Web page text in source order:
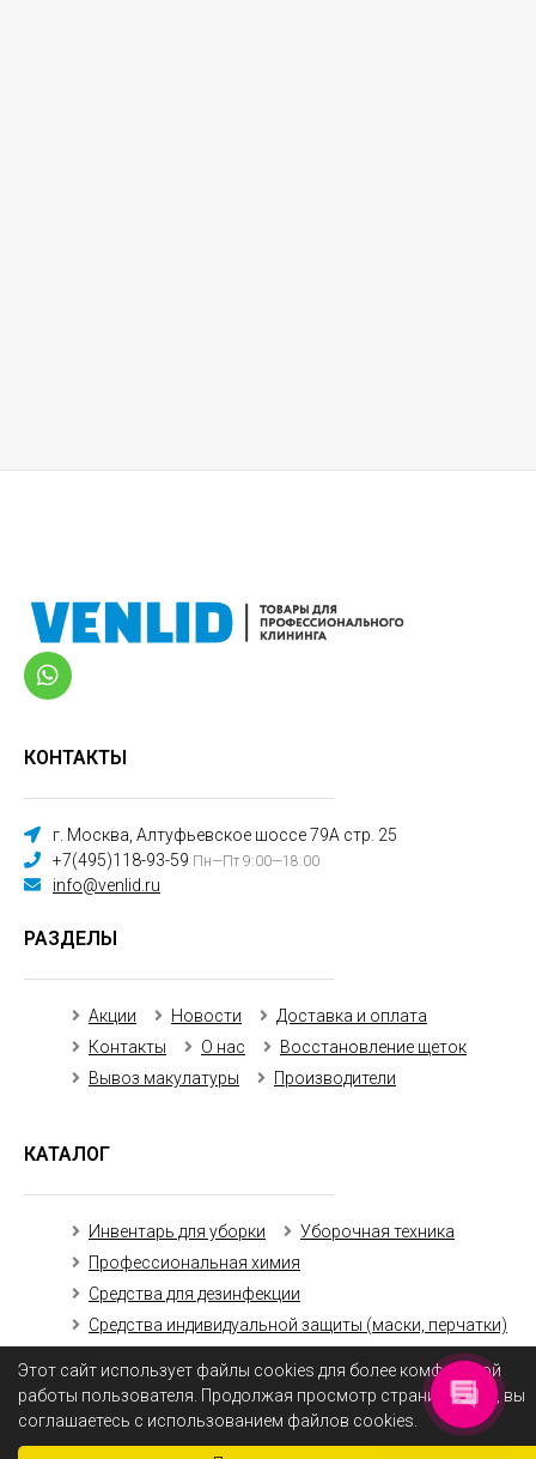
Этот сайт использует файлы cookies для более комфортной
работы пользователя. Продолжая просмотр страниц сайта, вы
соглашаетесь с использованием файлов cookies.
КОНТАКТЫ
г. Москва, Алтуфьевское шоссе 79А стр. 25
+7(495)118-93-59 Пн—Пт 9:00—18:00
info@venlid.ru
РАЗДЕЛЫ
Акции Новости
Доставка и оплата
Контакты
О нас
Восстановление щеток
Вывоз макулатуры
Производители
КАТАЛОГ
Инвентарь для уборки
Уборочная техника
Профессиональная химия
Средства для дезинфекции
Средства индивидуальной защиты (маски, перчатки)